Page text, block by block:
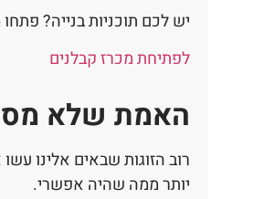
יש לכם תוכניות בנייה?
לפתיחת מכרז קבלנים
האמת שלא
יותר ממה שהיה אפשרי.